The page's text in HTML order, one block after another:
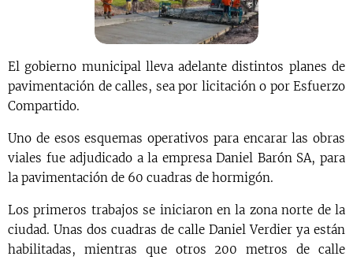
El gobierno municipal lleva adelante distintos planes de
pavimentación de calles, sea por licitación o por Esfuerzo
Compartido.
Uno de esos esquemas operativos para encarar las obras
viales fue adjudicado a la empresa Daniel Barón SA, para
la pavimentación de 60 cuadras de hormigón.
Los primeros trabajos se iniciaron en la zona norte de la
ciudad. Unas dos cuadras de calle Daniel Verdier ya están
habilitadas, mientras que otros 200 metros de calle